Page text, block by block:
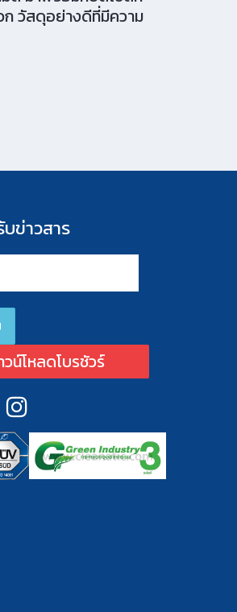
วัสดุอย่างดีที่มีความ
ละยาวนาน ด้วยขนาด
รถปรับระดับของเหลว
ข่าวสาร
วน์โหลดโบรชัวร์